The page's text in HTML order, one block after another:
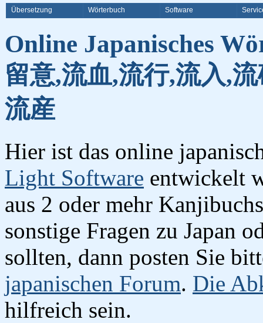
Übersetzung Wörterbuch Software
Online Japanisches
留意,流血,流行,流入,
流産
Hier ist das online
Light Software entwickelt
aus 2 oder mehr
sonstige Fragen zu Japan
sollten, dann posten Sie
japanischen Forum. Die
hilfreich sein.